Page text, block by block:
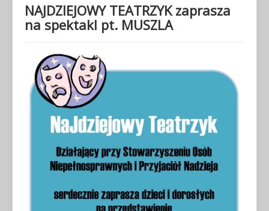
NAJDZIEJOWY TEATRZYK zaprasza
na spektakl pt. MUSZLA